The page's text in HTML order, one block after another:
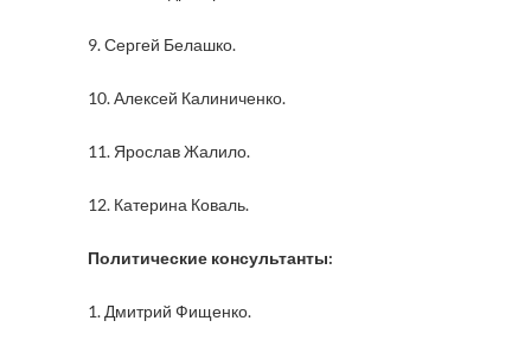
9. Сергей Белашко.
10. Алексей Калиниченко.
11. Ярослав Жалило.
12. Катерина Коваль.
Политические консультанты:
1. Дмитрий Фищенко.